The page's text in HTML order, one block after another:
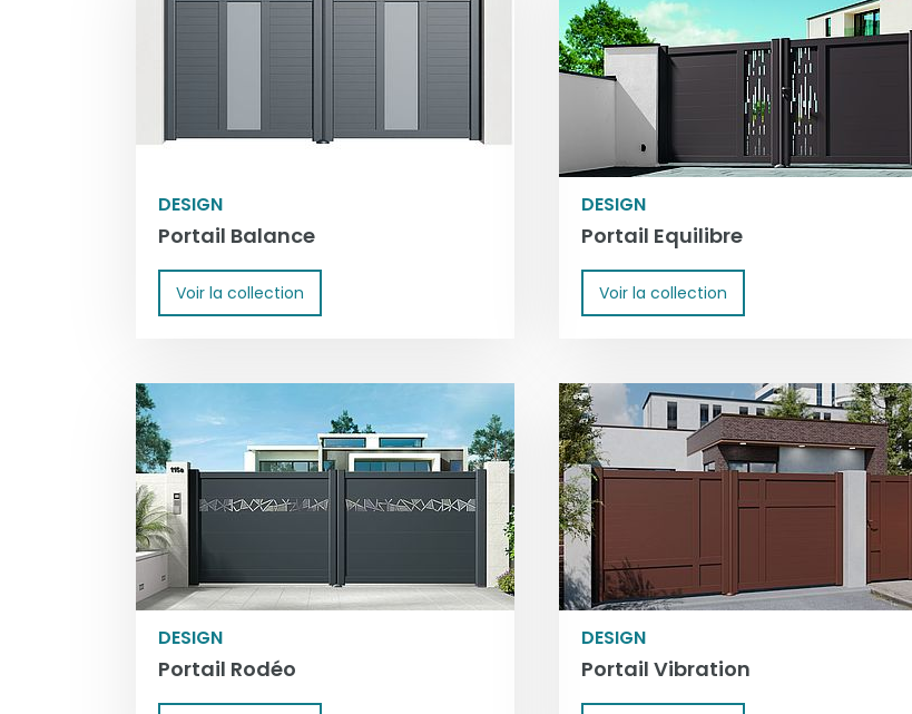
DESIGN
Portail Balance
Voir la collection
DESIGN
Portail Equilibre
Voir la collection
DESIGN
Portail Rodéo
DESIGN
Portail Vibration